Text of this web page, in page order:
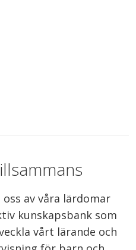
av våra lärdomar
kunskapsbank som
vårt lärande och